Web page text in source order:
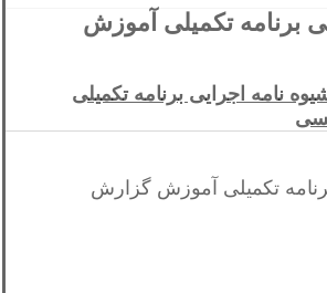
برنامه تکمیلی آموزش
نامه اجرایی برنامه تکمیلی
تکمیلی آموزش گزارش